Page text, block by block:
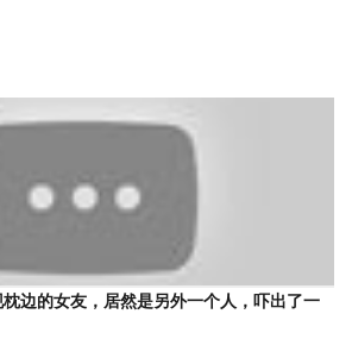
枕边的女友，居然是另外一个人，吓出了一